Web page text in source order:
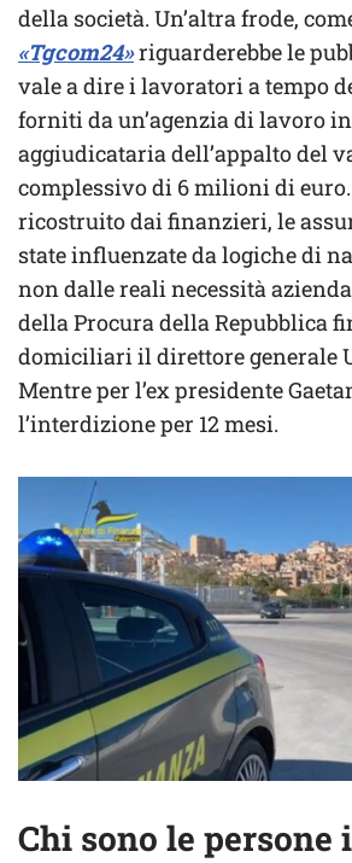
della società. Un’altra frode,
«Tgcom24»riguarderebbe le
vale a dire i lavoratori a tempo
forniti da un’agenzia di lavoro
aggiudicataria dell’appalto del
complessivo di 6 milioni di
ricostruito dai finanzieri, le
state influenzate da logiche di
non dalle reali necessità
della Procura della Repubblica
domiciliari il direttore generale
Mentre per l’ex presidente
l’interdizione per 12 mesi.
Chi sono le persone